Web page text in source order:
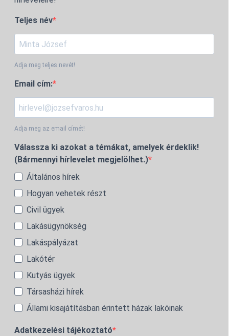
Teljes név
Adja meg teljes nevét!
Email cím:
Adja meg az email címét!
Válassza ki azokat a témákat, amelyek érdeklik!
(Bármennyi hírlevelet megjelölhet.)
Általános hírek
Hogyan vehetek részt
Civil ügyek
Lakásügynökség
Lakáspályázat
Lakótér
Kutyás ügyek
Társasházi hírek
Állami kisajátításban érintett házak lakóinak
Adatkezelési tájékoztató